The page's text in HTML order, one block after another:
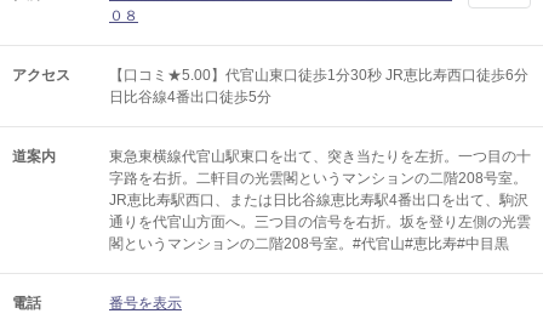
０８
アクセス
【口コミ★5.00】代官山東口徒歩1分30秒 JR恵比寿西口徒歩6分
日比谷線4番出口徒歩5分
道案内
東急東横線代官山駅東口を出て、突き当たりを左折。一つ目の十
字路を右折。二軒目の光雲閣というマンションの二階208号室。
JR恵比寿駅西口、または日比谷線恵比寿駅4番出口を出て、駒沢
通りを代官山方面へ。三つ目の信号を右折。坂を登り左側の光雲
閣というマンションの二階208号室。#代官山#恵比寿#中目黒
電話 番号を表示